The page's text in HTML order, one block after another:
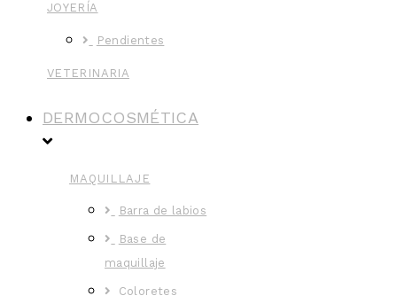
JOYERÍA
Pendientes
VETERINARIA
DERMOCOSMÉTICA
MAQUILLAJE
Barra de labios
Base de
maquillaje
Coloretes